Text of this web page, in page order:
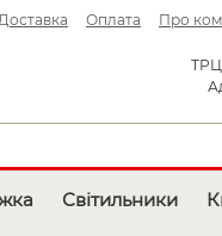
Оплата Про
ТРЦ
Світильники